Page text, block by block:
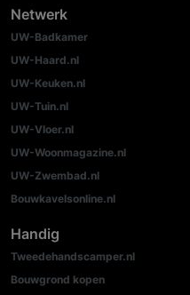
Netwerk
UW-Badkamer
UW-Haard.nl
UW-Keuken.nl
UW-Tuin.nl
UW-Vloer.nl
UW-Woonmagazine.nl
UW-Zwembad.nl
Bouwkavelsonline.nl
Handig
Tweedehandscamper.nl
Bouwgrond kopen